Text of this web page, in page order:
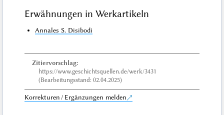
Erwähnungen in Werkartikeln
Annales S. Disibodi
Zitiervorschlag:
https://www.geschichtsquellen.de/werk/3431
(Bearbeitungsstand: 02.04.2025)
Korrekturen / Ergänzungen melden